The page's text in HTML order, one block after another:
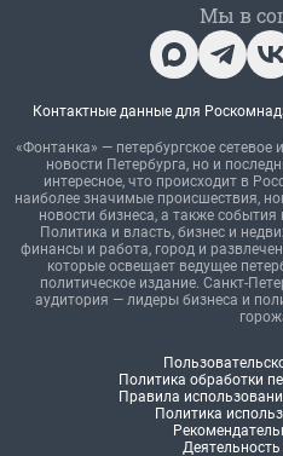
Мы в
Контактные данные для
«Фонтанка» — петербургское
новости Петербурга, но и
интересное, что происходит в
наиболее значимые происшествия,
новости бизнеса, а также события
Политика и власть, бизнес и
финансы и работа, город и
которые освещает ведущее
политическое издание. Санкт-
аудитория — лидеры бизнеса и
Политика обработки
Правила
Политика